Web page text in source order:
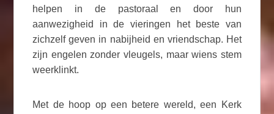
helpen in de pastoraal en door hun
aanwezigheid in de vieringen het beste van
zichzelf geven in nabijheid en vriendschap. Het
zijn engelen zonder vleugels, maar wiens stem
weerklinkt.
Met de hoop op een betere wereld, een Kerk